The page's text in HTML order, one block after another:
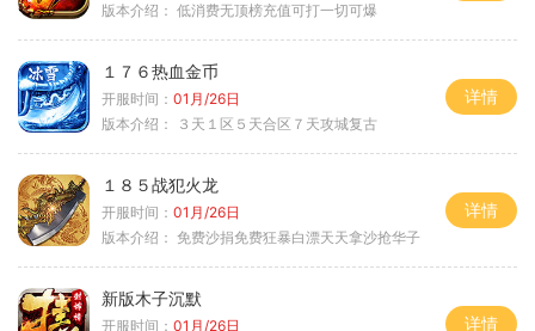
版本介绍： 低消费无顶榜充值可打一切可爆
１７６热血金币
开服时间： 01月/26日
版本介绍：
３天１区５天合区７天攻城复古
详情
１８５战犯火龙
开服时间： 01月/26日
版本介绍： 免费沙捐免费狂暴白漂天天拿沙抢华子
详情
新版木子沉默
开服时间： 01月/26日
详情